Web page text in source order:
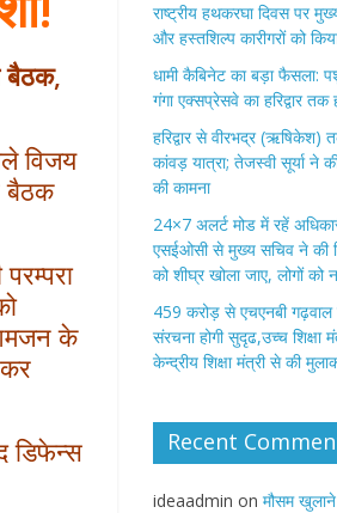
बैठक,
विजय
बैठक
के
डिफेन्स
राष्ट्रीय हथकरघा दिवस पर
और हस्तशिल्प कारीगरों को
​धामी कैबिनेट का बड़ा फैसला:
गंगा एक्सप्रेसवे का हरिद्वार तक
​हरिद्वार से वीरभद्र
कांवड़ यात्रा; तेजस्वी सूर्या ने
की कामना
24×7 अलर्ट मोड में रहें
एसईओसी से मुख्य सचिव ने की
को शीघ्र खोला जाए, लोगों को
459 करोड़ से एचएनबी गढ़वाल
संरचना होगी सुदृढ,उच्च
केन्द्रीय शिक्षा मंत्री से की
Recent
ideaadmin on मौसम खुलाने